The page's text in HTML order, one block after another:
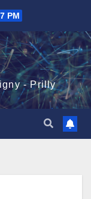
PM
- Prilly